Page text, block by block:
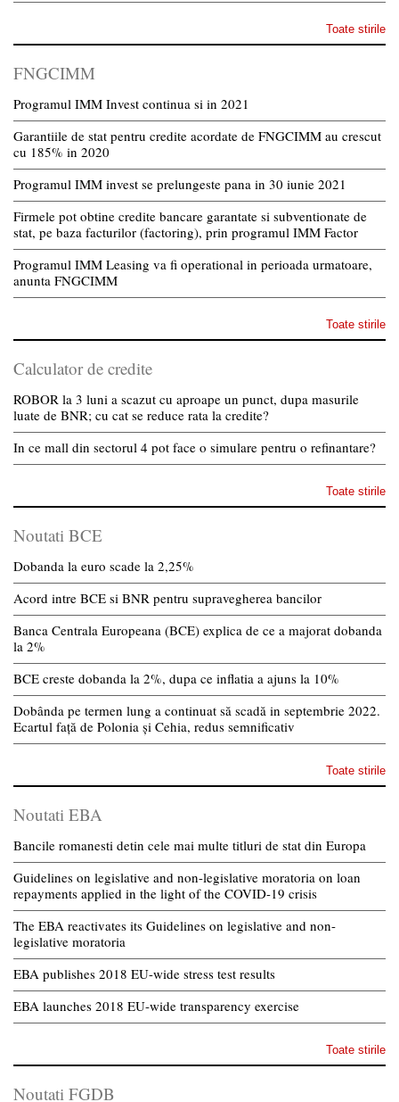
Toate stirile
FNGCIMM
Programul IMM Invest continua si in 2021
Garantiile de stat pentru credite acordate de FNGCIMM au crescut
cu 185% in 2020
Programul IMM invest se prelungeste pana in 30 iunie 2021
Firmele pot obtine credite bancare garantate si subventionate de
stat, pe baza facturilor (factoring), prin programul IMM Factor
Programul IMM Leasing va fi operational in perioada urmatoare,
anunta FNGCIMM
Toate stirile
Calculator de credite
ROBOR la 3 luni a scazut cu aproape un punct, dupa masurile
luate de BNR; cu cat se reduce rata la credite?
In ce mall din sectorul 4 pot face o simulare pentru o refinantare?
Toate stirile
Noutati BCE
Dobanda la euro scade la 2,25%
Acord intre BCE si BNR pentru supravegherea bancilor
Banca Centrala Europeana (BCE) explica de ce a majorat dobanda
la 2%
BCE creste dobanda la 2%, dupa ce inflatia a ajuns la 10%
Dobânda pe termen lung a continuat să scadă in septembrie 2022.
Ecartul față de Polonia și Cehia, redus semnificativ
Toate stirile
Noutati EBA
Bancile romanesti detin cele mai multe titluri de stat din Europa
Guidelines on legislative and non-legislative moratoria on loan
repayments applied in the light of the COVID-19 crisis
The EBA reactivates its Guidelines on legislative and non-
legislative moratoria
EBA publishes 2018 EU-wide stress test results
EBA launches 2018 EU-wide transparency exercise
Toate stirile
Noutati FGDB